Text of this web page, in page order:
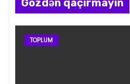
Gözdən qaçırmayın
TOPLUM